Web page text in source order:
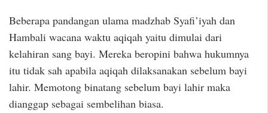
Beberapa pandangan ulama madzhab Syafi’iyah dan
Hambali wacana waktu aqiqah yaitu dimulai dari
kelahiran sang bayi. Mereka beropini bahwa hukumnya
itu tidak sah apabila aqiqah dilaksanakan sebelum bayi
lahir. Memotong binatang sebelum bayi lahir maka
dianggap sebagai sembelihan biasa.